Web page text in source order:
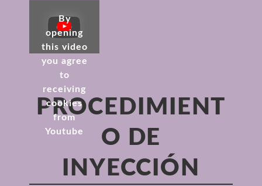
PROCEDIMIENT
O DE
INYECCIÓN